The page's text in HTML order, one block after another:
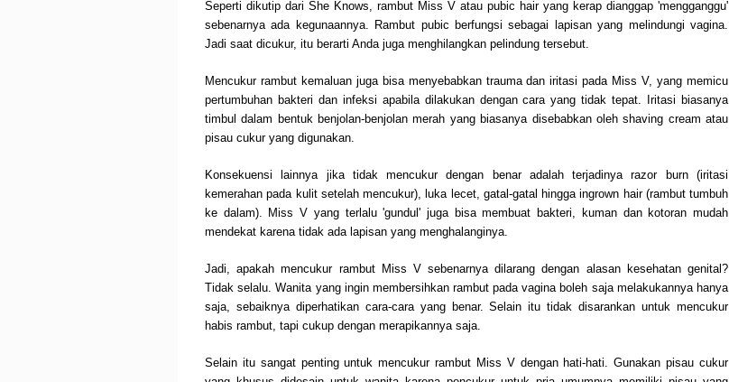
Seperti dikutip dari She Knows, rambut Miss V atau pubic hair yang kerap dianggap 'mengganggu'
sebenarnya ada kegunaannya. Rambut pubic berfungsi sebagai lapisan yang melindungi vagina.
Jadi saat dicukur, itu berarti Anda juga menghilangkan pelindung tersebut.
Mencukur rambut kemaluan juga bisa menyebabkan trauma dan iritasi pada Miss V, yang memicu
pertumbuhan bakteri dan infeksi apabila dilakukan dengan cara yang tidak tepat. Iritasi biasanya
timbul dalam bentuk benjolan-benjolan merah yang biasanya disebabkan oleh shaving cream atau
pisau cukur yang digunakan.
Konsekuensi lainnya jika tidak mencukur dengan benar adalah terjadinya razor burn (iritasi
kemerahan pada kulit setelah mencukur), luka lecet, gatal-gatal hingga ingrown hair (rambut tumbuh
ke dalam). Miss V yang terlalu 'gundul' juga bisa membuat bakteri, kuman dan kotoran mudah
mendekat karena tidak ada lapisan yang menghalanginya.
Jadi, apakah mencukur rambut Miss V sebenarnya dilarang dengan alasan kesehatan genital?
Tidak selalu. Wanita yang ingin membersihkan rambut pada vagina boleh saja melakukannya hanya
saja, sebaiknya diperhatikan cara-cara yang benar. Selain itu tidak disarankan untuk mencukur
habis rambut, tapi cukup dengan merapikannya saja.
Selain itu sangat penting untuk mencukur rambut Miss V dengan hati-hati. Gunakan pisau cukur